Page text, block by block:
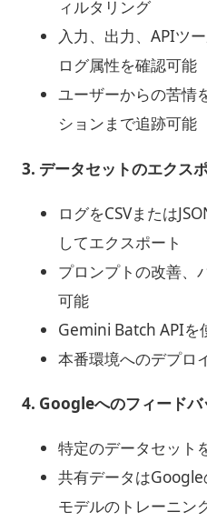
ィルタリング
入力、出力、APIツ
ログ属性を確認可能
ユーザーからの苦情
ションまで追跡可能
3. データセットのエクス
ログをCSVまたは
してエクスポート
プロンプトの改善、
可能
Gemini Batch APIを
本番環境へのデプロ
4. Googleへのフィードバ
特定のデータセット
共有データはGoogle
モデルのトレーニン